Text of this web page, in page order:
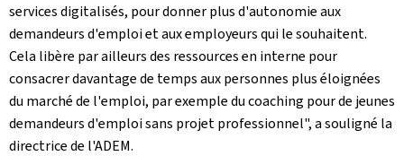
services digitalisés, pour donner plus d'autonomie aux
demandeurs d'emploi et aux employeurs qui le souhaitent.
Cela libère par ailleurs des ressources en interne pour
consacrer davantage de temps aux personnes plus éloignées
du marché de l'emploi, par exemple du coaching pour de jeunes
demandeurs d'emploi sans projet professionnel", a souligné la
directrice de l'ADEM.